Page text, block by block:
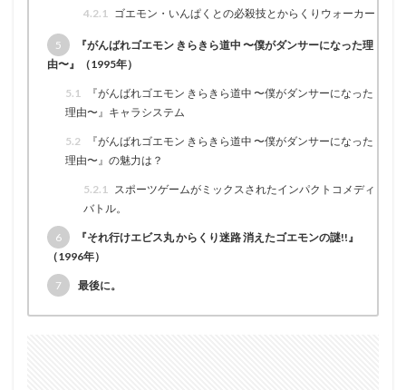
4.2.1 ゴエモン・いんぱくとの必殺技とからくりウォーカー
5
『がんばれゴエモン きらきら道中 〜僕がダンサーになった理
由〜』（1995年）
5.1
『がんばれゴエモン きらきら道中 〜僕がダンサーになった
理由〜』キャラシステム
5.2
『がんばれゴエモン きらきら道中 〜僕がダンサーになった
理由〜』の魅力は？
5.2.1 スポーツゲームがミックスされたインパクトコメディ
バトル。
6
『それ行けエビス丸 からくり迷路 消えたゴエモンの謎!!』
（1996年）
7 最後に。